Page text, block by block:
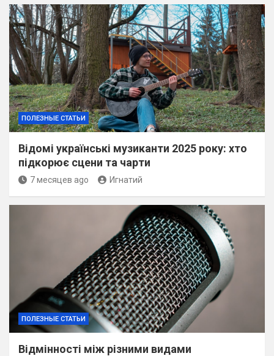
h
ПОЛЕЗНЫЕ СТАТЬИ
Відомі українські музиканти 2025 року: хто
підкорює сцени та чарти
7 месяцев ago Игнатий
ПОЛЕЗНЫЕ СТАТЬИ
Відмінності між різними видами